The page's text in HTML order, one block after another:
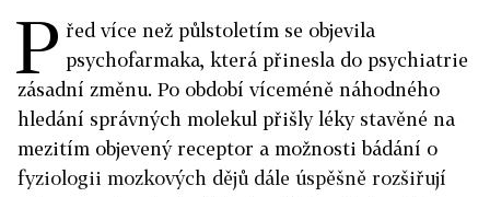
P řed více než půlstoletím se objevila
psychofarmaka, která přinesla do psychiatrie
zásadní změnu. Po období víceméně náhodného
hledání správných molekul přišly léky stavěné na
mezitím objevený receptor a možnosti bádání o
fyziologii mozkových dějů dále úspěšně rozšiřují